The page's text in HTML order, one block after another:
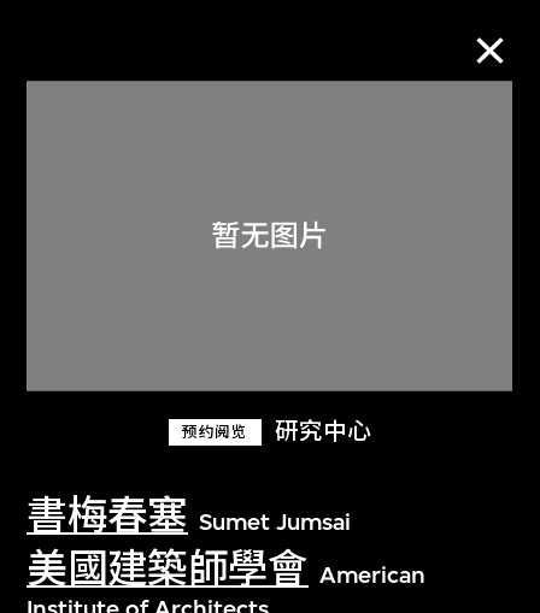
预约阅览 研究中心
書梅春塞 Sumet Jumsai
美國建築師學會 American
关于M+藏品
探索世界顶级的二十及二十一世纪视觉
文化藏品。